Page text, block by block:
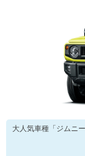
大人気車種「ジムニ